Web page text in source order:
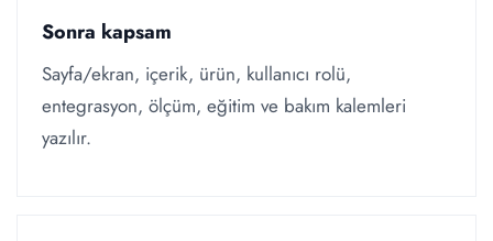
Sonra kapsam
Sayfa/ekran, içerik, ürün, kullanıcı rolü,
entegrasyon, ölçüm, eğitim ve bakım kalemleri
yazılır.